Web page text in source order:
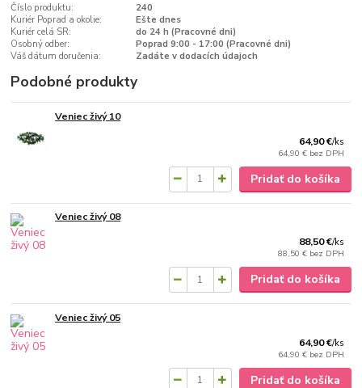
Číslo produktu:
240
Kuriér Poprad a okolie:
Ešte dnes
Kuriér celá SR:
do 24 h (Pracovné dni)
Osobný odber:
Poprad 9:00 - 17:00 (Pracovné dni)
Váš dátum doručenia:
Zadáte v dodacích údajoch
Podobné produkty
Veniec živý 10
64,90 €/ks
64,90 € bez DPH
Pridať do košíka
Veniec živý 08
88,50 €/ks
88,50 € bez DPH
Pridať do košíka
Veniec živý 05
64,90 €/ks
64,90 € bez DPH
Pridať do košíka